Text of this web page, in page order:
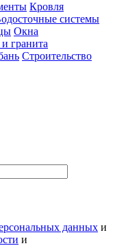
Кровля
системы
Окна
гранита
Строительство
данных и
и